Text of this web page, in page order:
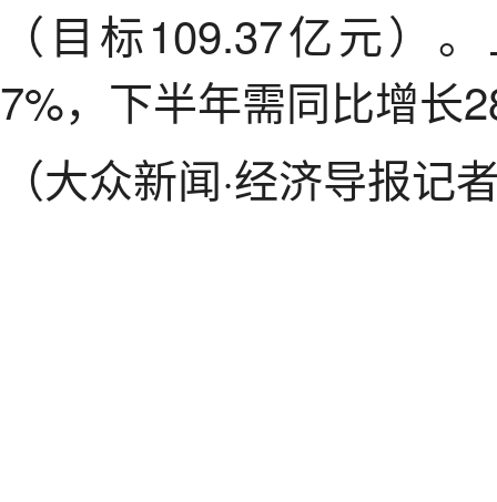
（目标109.37亿元）
7%，下半年需同比增长
（大众新闻·经济导报记